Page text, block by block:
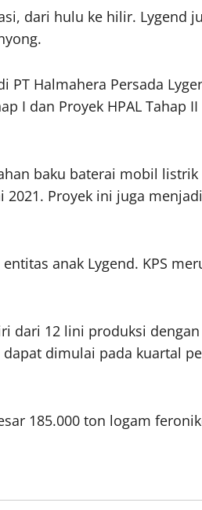
dari hulu ke hilir. Lygend
Halmahera Persada
I dan Proyek HPAL Tahap
baku baterai mobil
Proyek ini juga
anak Lygend. KPS
dari 12 lini produksi
dimulai pada kuartal
185.000 ton logam